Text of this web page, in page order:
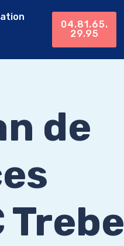
04.81.65.
29.95
de